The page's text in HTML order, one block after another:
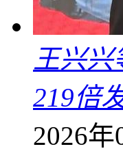
王兴兴
219倍
2026年